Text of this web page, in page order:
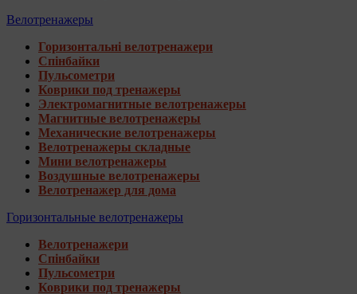
Велотренажеры
Горизонтальні велотренажери
Спінбайки
Пульсометри
Коврики под тренажеры
Электромагнитные велотренажеры
Магнитные велотренажеры
Механические велотренажеры
Велотренажеры складные
Мини велотренажеры
Воздушные велотренажеры
Велотренажер для дома
Горизонтальные велотренажеры
Велотренажери
Спінбайки
Пульсометри
Коврики под тренажеры